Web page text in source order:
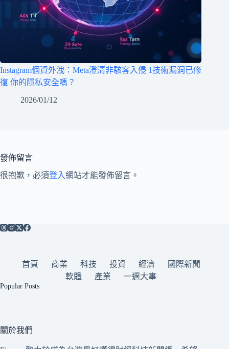
Instagram個資外洩：Meta澄清非駭客入侵 1技術漏洞已修
復 你的隱私安全嗎？
2026/01/12
發佈留言
很抱歉，必須登入網站才能發佈留言。
首頁 商業 科技 投資 經濟
國際新聞
軟體
產業 一週大事
Popular Posts
關於我們